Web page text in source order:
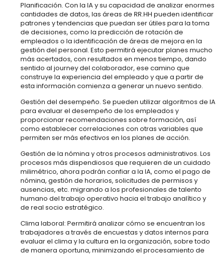
Planificación. Con la IA y su capacidad de analizar enormes
cantidades de datos, las áreas de RR.HH pueden identificar
patrones y tendencias que puedan ser útiles para la toma
de decisiones, como la predicción de rotación de
empleados o la identificación de áreas de mejora en la
gestión del personal. Esto permitirá ejecutar planes mucho
más acertados, con resultados en menos tiempo, dando
sentido al journey del colaborador, ese camino que
construye la experiencia del empleado y que a partir de
esta información comienza a generar un nuevo sentido.
Gestión del desempeño. Se pueden utilizar algoritmos de IA
para evaluar el desempeño de los empleados y
proporcionar recomendaciones sobre formación, así
como establecer correlaciones con otras variables que
permiten ser más efectivos en los planes de acción.
Gestión de la nómina y otros procesos administrativos. Los
procesos más dispendiosos que requieren de un cuidado
milimétrico, ahora podrán confiar a la IA, como el pago de
nómina, gestión de horarios, solicitudes de permisos y
ausencias, etc. migrando a los profesionales de talento
humano del trabajo operativo hacia el trabajo analítico y
de real socio estratégico.
Clima laboral: Permitirá analizar cómo se encuentran los
trabajadores a través de encuestas y datos internos para
evaluar el clima y la cultura en la organización, sobre todo
de manera oportuna, minimizando el procesamiento de